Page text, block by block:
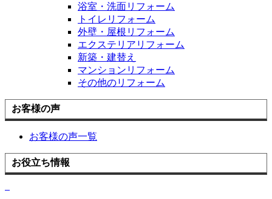
浴室・洗面リフォーム
トイレリフォーム
外壁・屋根リフォーム
エクステリアリフォーム
新築・建替え
マンションリフォーム
その他のリフォーム
お客様の声
お客様の声一覧
お役立ち情報